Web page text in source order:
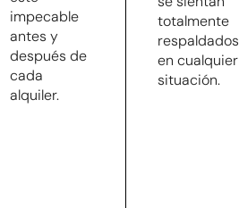
impecable
antes y
después de
cada
alquiler.
totalmente
respaldados
en cualquier
situación.